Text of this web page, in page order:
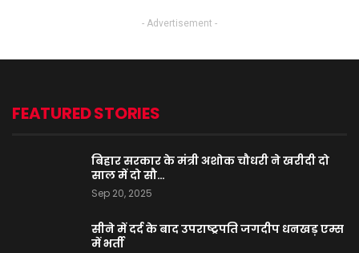
- Advertisement -
FEATURED STORIES
बिहार सरकार के मंत्री अशोक चौधरी ने खरीदी दो
साल में दो सौ…
Sep 20, 2025
सीने में दर्द के बाद उपराष्ट्रपति जगदीप धनखड़ एम्स
में भर्ती